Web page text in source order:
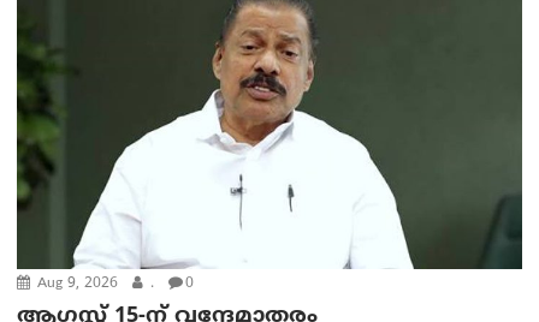
Aug 9, 2026 . 0
ആഗസ്റ്റ് 15-ന് വന്ദേമാതരം